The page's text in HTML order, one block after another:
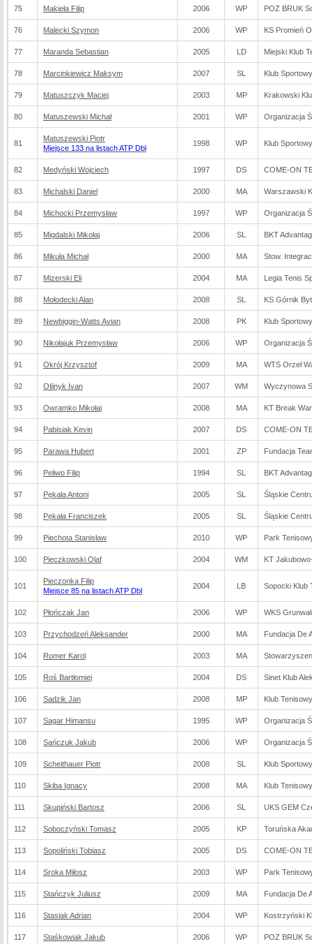
75 Makieła Filip 2006 WP POZ BRUK
76 Malecki Szymon 2006 WP KS Promień
77 Maranda Sebastian 2005 LD Miejski Klub
78 Marcinkiewicz Maksym 2007 SL Klub
79 Matuszczyk Maciej 2003 MP Krakowski
80 Matuszewski Michał 2001 WP Organizacja
81
Matuszewski Piotr
Miejsce 133 na listach ATP Dbl
1998 WP Klub
82 Medyński Wojciech 1997 DS COME-ON
83 Michalski Daniel 2000 MA Warszawski
84 Michocki Przemysław 1997 WP Organizacja
85 Migdalski Mikołaj 2006 SL BKT
86 Mikuła Michał 2000 MA Stow.
87 Mizerski Eli 2004 MA Legia Tenis
88 Mołodecki Alan 2008 SL KS Górnik
89 Newbiggin-Watts Avian 2008 PK Klub
90 Nikołajuk Przemysław 2006 WP Organizacja
91 Okrój Krzysztof 2009 MA WTS Orzeł
92 Oliinyk Ivan 2007 WM Wyczynowa
93 Owramko Mikołaj 2008 MA KT Break
94 Pabisiak Kevin 2007 DS COME-ON
95 Parawa Hubert 2001 ZP Fundacja
96 Peliwo Filip 1994 SL BKT
97 Pękała Antoni 2005 SL Śląskie
98 Pękała Franciszek 2005 SL Śląskie
99 Piechota Stanisław 2010 WP Park
100 Pieczkowski Olaf 2004 WM KT
101
Pieczonka Filip
Miejsce 85 na listach ATP Dbl
2004 LB Sopocki Klub
102 Płończak Jan 2006 WP WKS
103 Przychodzeń Aleksander 2000 MA Fundacja De
104 Romer Karol 2003 MA
105 Roś Bartłomiej 2004 DS Sinet Klub
106 Sadzik Jan 2008 MP Klub
107 Sagar Himansu 1995 WP Organizacja
108 Sańczuk Jakub 2006 WP Organizacja
109 Scheithauer Piotr 2008 SL Klub
110 Skiba Ignacy 2008 MA Klub
111 Skupiński Bartosz 2006 SL UKS GEM
112 Soboczyński Tomasz 2005 KP Toruńska
113 Sopoliński Tobiasz 2005 DS COME-ON
114 Sroka Miłosz 2003 WP Park
115 Stańczyk Juliusz 2009 MA Fundacja De
116 Stasiak Adrian 2004 WP Kostrzyński
117 Staśkowiak Jakub 2006 WP POZ BRUK